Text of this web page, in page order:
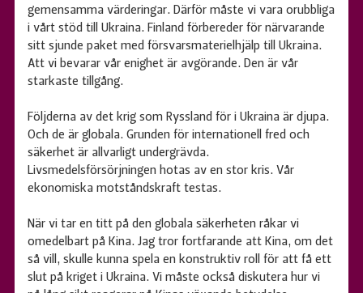
gemensamma värderingar. Därför måste vi vara orubbliga
i vårt stöd till Ukraina. Finland förbereder för närvarande
sitt sjunde paket med försvarsmaterielhjälp till Ukraina.
Att vi bevarar vår enighet är avgörande. Den är vår
starkaste tillgång.
Följderna av det krig som Ryssland för i Ukraina är djupa.
Och de är globala. Grunden för internationell fred och
säkerhet är allvarligt undergrävda.
Livsmedelsförsörjningen hotas av en stor kris. Vår
ekonomiska motståndskraft testas.
När vi tar en titt på den globala säkerheten råkar vi
omedelbart på Kina. Jag tror fortfarande att Kina, om det
så vill, skulle kunna spela en konstruktiv roll för att få ett
slut på kriget i Ukraina. Vi måste också diskutera hur vi